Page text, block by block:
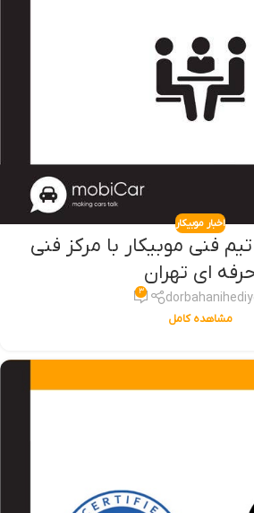
اخبار موبیکار
فنی موبیکار با مرکز فنی
ای تهران
۳
مشاهده کامل